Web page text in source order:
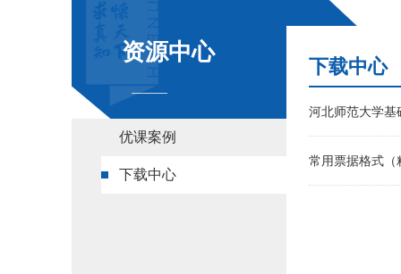
资源中心
优课案例
下载中心
下载中心
河北师范大学基
常用票据格式（